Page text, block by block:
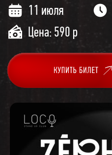
11 июля
Цена: 590 р